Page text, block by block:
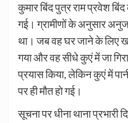
कुमार बिंद पुत्र राम प्रवेश
गई। ग्रामीणों के अनुसार
था। जब वह घर जाने के लिए
गया और वह सीधे कुएं में जा
प्रयास किया, लेकिन कुएं में
पर ही मौत हो गई।
सूचना पर धीना थाना प्रभारी